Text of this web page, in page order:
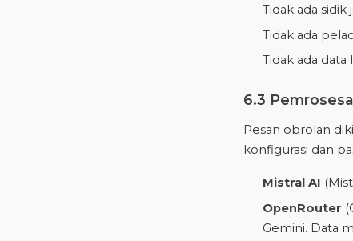
Tidak ada sidik
Tidak ada
Tidak ada data
6.3
Pesan obrolan
konfigurasi dan
Mistral AI
OpenRouter
Gemini. Data